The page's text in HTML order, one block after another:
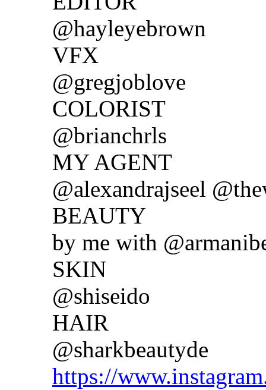
@hayleyebrown
VFX
@gregjoblove
COLORIST
@brianchrls
MY AGENT
@alexandrajseel
BEAUTY
by me with
SKIN
@shiseido
HAIR
@sharkbeautyde
https://